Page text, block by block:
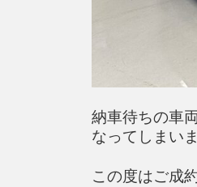
納車待ちの車
なってしまい
この度はご成